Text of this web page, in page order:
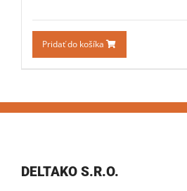
Pridať do košíka
DELTAKO S.R.O.